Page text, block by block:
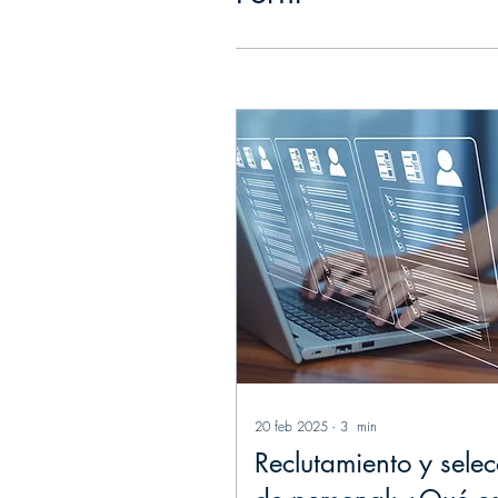
20 feb 2025 ∙ 3 min
Reclutamiento y